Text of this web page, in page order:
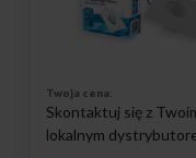
Twoja cena:
Skontaktuj się z
lokalnym